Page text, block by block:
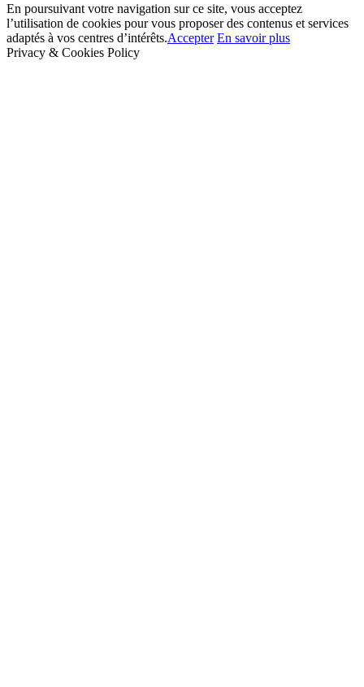
En poursuivant votre navigation sur ce site, vous acceptez
l’utilisation de cookies pour vous proposer des contenus et services
adaptés à vos centres d’intérêts.Accepter En savoir plus
Privacy & Cookies Policy